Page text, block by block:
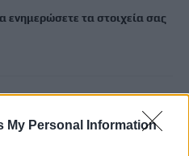
My Personal Information
ενημερώσετε τα στοιχεία σας